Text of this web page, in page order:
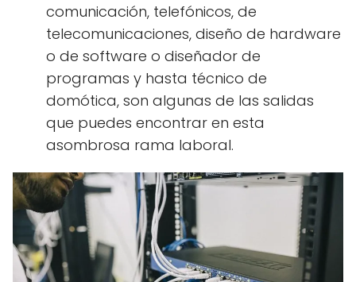
comunicación, telefónicos, de
telecomunicaciones, diseño de hardware
o de software o diseñador de
programas y hasta técnico de
domótica, son algunas de las salidas
que puedes encontrar en esta
asombrosa rama laboral.